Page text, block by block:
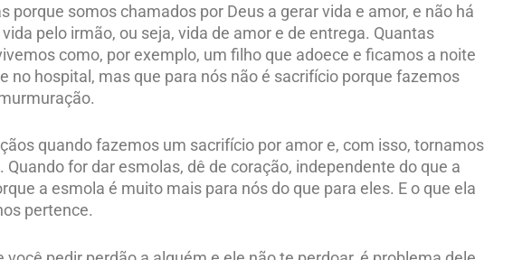
porque somos chamados por Deus a gerar vida e amor, e não há
pelo irmão, ou seja, vida de amor e de entrega. Quantas
como, por exemplo, um filho que adoece e ficamos a noite
no hospital, mas que para nós não é sacrifício porque fazemos
quando fazemos um sacrifício por amor e, com isso, tornamos
for dar esmolas, dê de coração, independente do que a
a esmola é muito mais para nós do que para eles. E o que ela
pertence.